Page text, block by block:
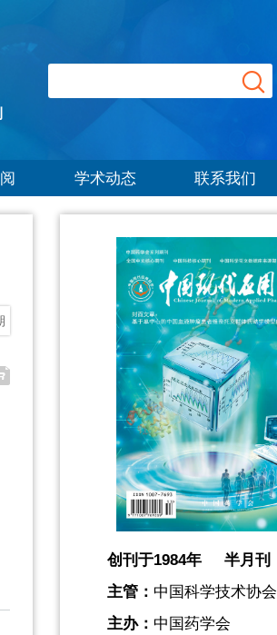
学术动态 联系我们
创刊于1984年 半月刊
主管： 中国科学技术协会
主办： 中国药学会